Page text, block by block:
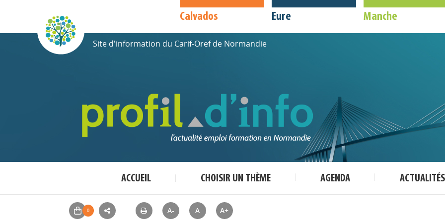
Calvados Eure Manche
Site d'information du Carif-Oref de Normandie
ACCUEIL CHOISIR UN THÈME AGENDA ACTUALITÉS
A- A A+